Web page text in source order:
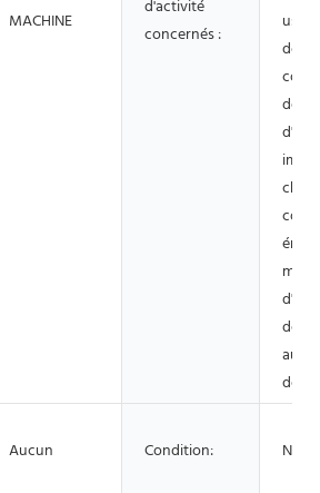
MACHINE
d'activité
concernés :
de
de
Aucun Condition: